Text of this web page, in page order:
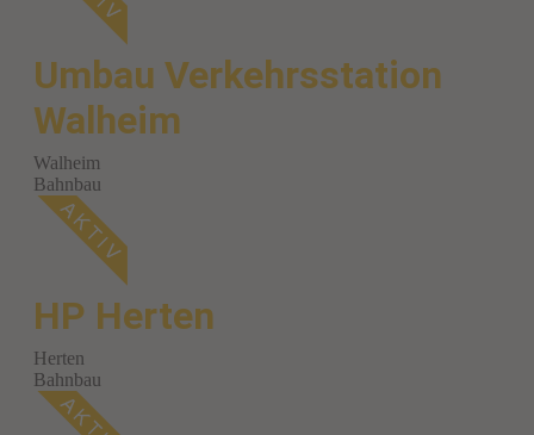
Umbau Verkehrsstation
Walheim
Walheim
Bahnbau
HP Herten
Herten
Bahnbau